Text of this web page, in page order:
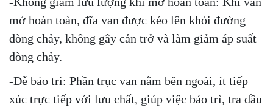
mở hoàn toàn, đĩa van được kéo lên khỏi đường
dòng chảy, không gây cản trở và làm giảm áp suất
dòng chảy.
-Dễ bảo trì: Phần trục van nằm bên ngoài, ít tiếp
xúc trực tiếp với lưu chất, giúp việc bảo trì, tra dầu